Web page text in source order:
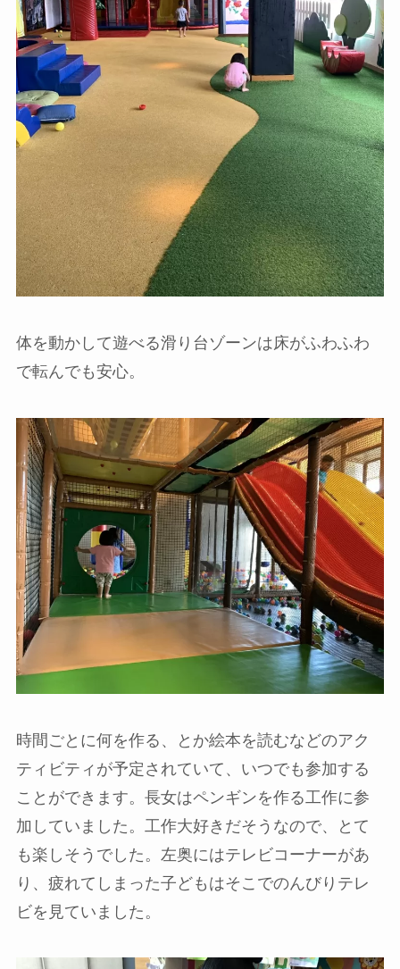
体を動かして遊べる滑り台ゾーンは床がふわふわ
で転んでも安心。
時間ごとに何を作る、とか絵本を読むなどのアク
ティビティが予定されていて、いつでも参加する
ことができます。長女はペンギンを作る工作に参
加していました。工作大好きだそうなので、とて
も楽しそうでした。左奥にはテレビコーナーがあ
り、疲れてしまった子どもはそこでのんびりテレ
ビを見ていました。